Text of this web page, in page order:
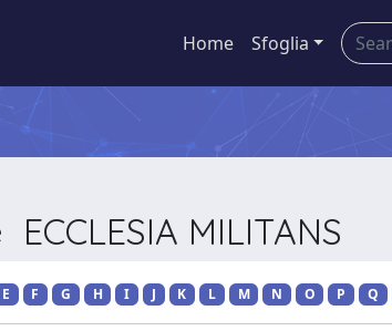
Home Sfoglia
MILITANS
E F G H I J K L M N O P Q